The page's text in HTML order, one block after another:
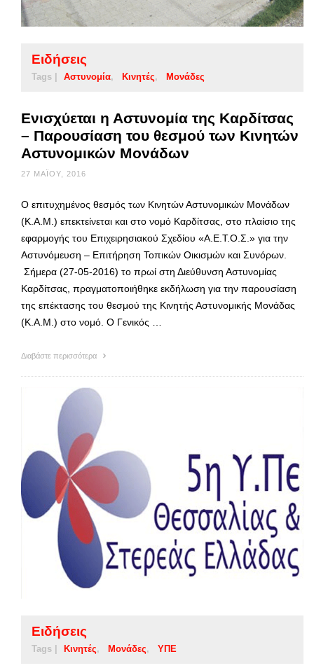
Ειδήσεις
Tags | Αστυνομία Κινητές Μονάδες
Ενισχύεται η Αστυνομία της Καρδίτσας
– Παρουσίαση του θεσμού των Κινητών
Αστυνομικών Μονάδων
27 ΜΑΪ́ΟΥ, 2016
Ο επιτυχημένος θεσμός των Κινητών Αστυνομικών Μονάδων
(Κ.Α.Μ.) επεκτείνεται και στο νομό Καρδίτσας, στο πλαίσιο της
εφαρμογής του Επιχειρησιακού Σχεδίου «Α.Ε.Τ.Ο.Σ.» για την
Αστυνόμευση – Επιτήρηση Τοπικών Οικισμών και Συνόρων.
Σήμερα (27-05-2016) το πρωί στη Διεύθυνση Αστυνομίας
Καρδίτσας, πραγματοποιήθηκε εκδήλωση για την παρουσίαση
της επέκτασης του θεσμού της Κινητής Αστυνομικής Μονάδας
(Κ.Α.Μ.) στο νομό. Ο Γενικός …
Διαβάστε περισσότερα
Ειδήσεις
Tags | Κινητές Μονάδες ΥΠΕ